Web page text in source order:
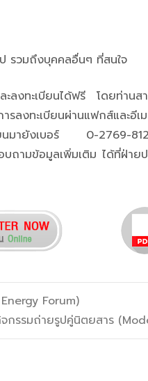
รวมถึงบุคคลอื่นๆ ที่สนใจ
งทะเบียนได้ฟรี โดยท่านส
ลงทะเบียนผ่านแฟกส์และอี
ะเบียนมายังเบอร์ 0-
ถามข้อมูลเพิ่มเติม ได้ที่ฝ่าย
Forum)
จกรรมถ่ายรูปคู่นิตยสาร